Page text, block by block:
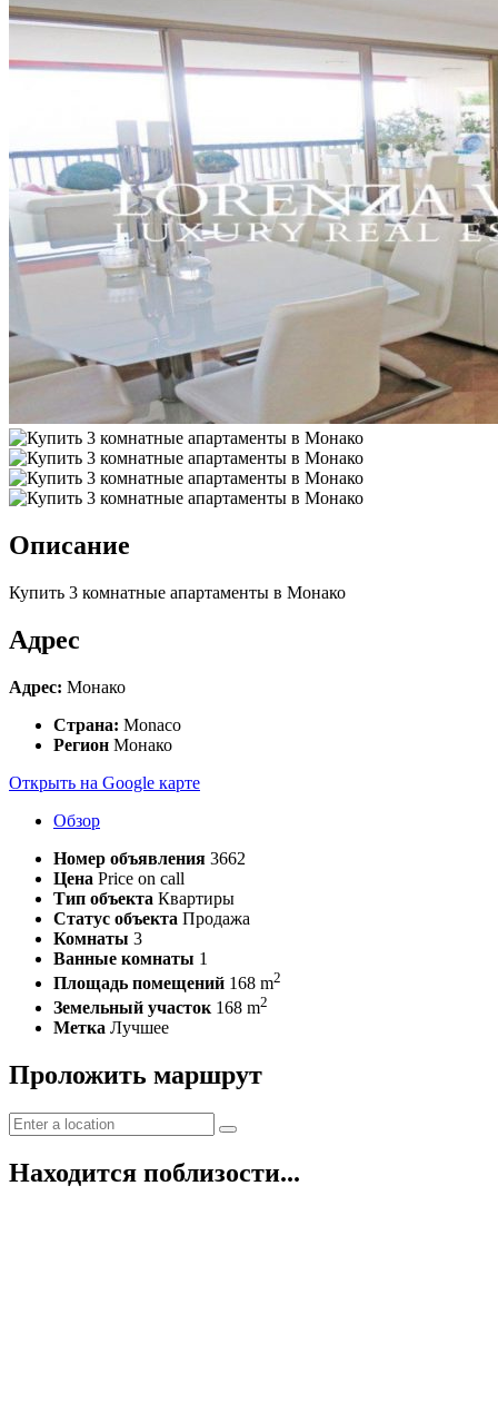
Описание
Купить 3 комнатные апартаменты в Монако
Адрес
Адрес: Монако
Страна: Monaco
Регион Монако
Открыть на Google карте
Обзор
Номер объявления 3662
Цена Price on call
Тип объекта Квартиры
Статус объекта Продажа
Комнаты 3
Ванные комнаты 1
Площадь помещений 168 m2
Земельный участок 168 m2
Метка Лучшее
Проложить маршрут
Находится поблизости...